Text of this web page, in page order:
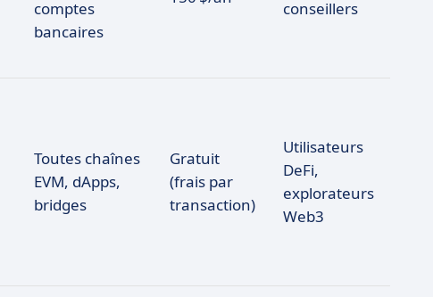
comptes
bancaires
conseillers
Toutes chaînes
EVM, dApps,
bridges
Gratuit
(frais par
transaction)
Utilisateurs
DeFi,
explorateurs
Web3